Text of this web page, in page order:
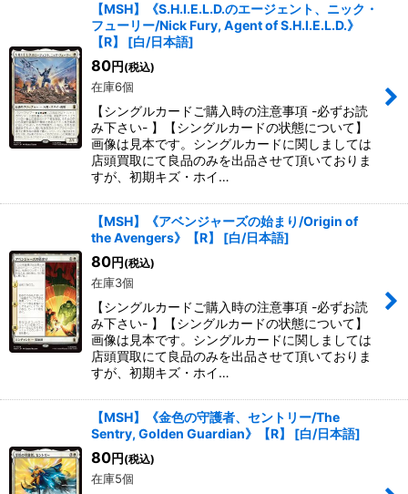
【MSH】《S.H.I.E.L.D.のエージェント、ニック・
フューリー/Nick Fury, Agent of S.H.I.E.L.D.》
【R】
[白/日本語]
80円 (税込)
在庫6個
【シングルカードご購入時の注意事項 -必ずお読
み下さい- 】【シングルカードの状態について】
画像は見本です。シングルカードに関しましては
店頭買取にて良品のみを出品させて頂いておりま
すが、初期キズ・ホイ…
【MSH】《アベンジャーズの始まり/Origin of
the Avengers》【R】
[白/日本語]
80円 (税込)
在庫3個
【シングルカードご購入時の注意事項 -必ずお読
み下さい- 】【シングルカードの状態について】
画像は見本です。シングルカードに関しましては
店頭買取にて良品のみを出品させて頂いておりま
すが、初期キズ・ホイ…
【MSH】《金色の守護者、セントリー/The
Sentry, Golden Guardian》【R】
[白/日本語]
80円 (税込)
在庫5個